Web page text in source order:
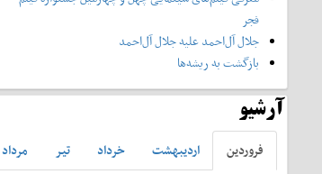
فجر
جلال آل‌احمد علیه جلال آل‌‌احمد
بازگشت به ریشه‌ها
آرشیو
فروردين ارديبهشت خرداد تير مرداد